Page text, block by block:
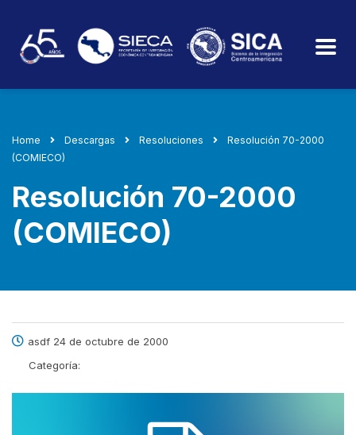
Home Descargas Resoluciones
Resolución 70-2000
(COMIECO)
Resolución 70-2000
(COMIECO)
asdf 24 de octubre de 2000
Categoría: